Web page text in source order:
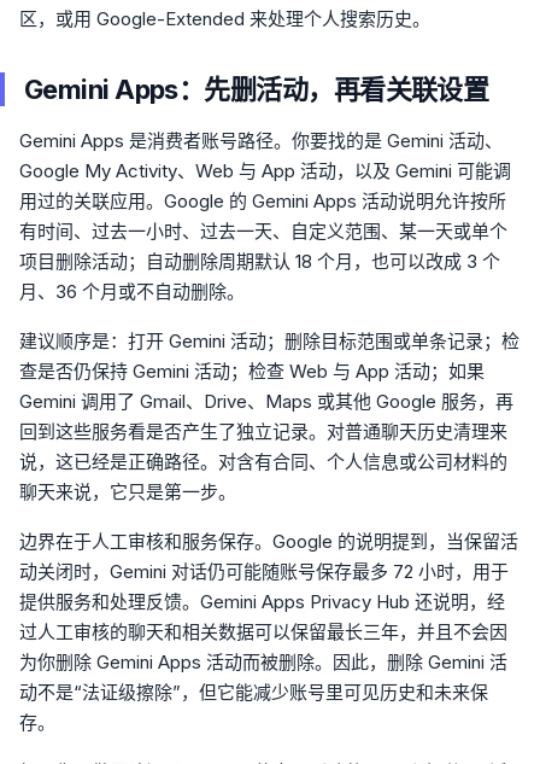
区，或用 Google-Extended 来处理个人搜索历史。
Gemini Apps：先删活动，再看关联设置
Gemini Apps 是消费者账号路径。你要找的是 Gemini 活动、
Google My Activity、Web 与 App 活动，以及 Gemini 可能调
用过的关联应用。Google 的 Gemini Apps 活动说明允许按所
有时间、过去一小时、过去一天、自定义范围、某一天或单个
项目删除活动；自动删除周期默认 18 个月，也可以改成 3 个
月、36 个月或不自动删除。
建议顺序是：打开 Gemini 活动；删除目标范围或单条记录；检
查是否仍保持 Gemini 活动；检查 Web 与 App 活动；如果
Gemini 调用了 Gmail、Drive、Maps 或其他 Google 服务，再
回到这些服务看是否产生了独立记录。对普通聊天历史清理来
说，这已经是正确路径。对含有合同、个人信息或公司材料的
聊天来说，它只是第一步。
边界在于人工审核和服务保存。Google 的说明提到，当保留活
动关闭时，Gemini 对话仍可能随账号保存最多 72 小时，用于
提供服务和处理反馈。Gemini Apps Privacy Hub 还说明，经
过人工审核的聊天和相关数据可以保留最长三年，并且不会因
为你删除 Gemini Apps 活动而被删除。因此，删除 Gemini 活
动不是“法证级擦除”，但它能减少账号里可见历史和未来保
存。